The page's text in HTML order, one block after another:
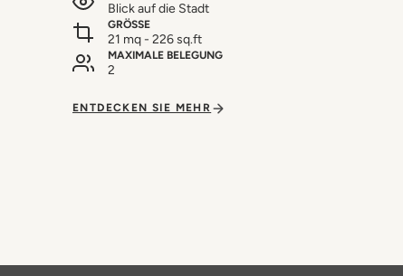
Blick auf die Stadt
GRÖSSE
21 mq - 226 sq.ft
MAXIMALE BELEGUNG
2
ENTDECKEN SIE MEHR